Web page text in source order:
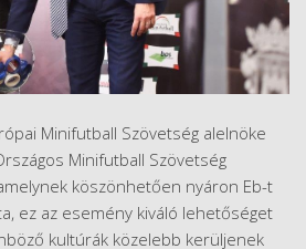
Minifutball Szövetség alelnöke
Minifutball Szövetség
köszönhetően nyáron Eb-t
ez az esemény kiváló lehetőséget
kultúrák közelebb kerüljenek